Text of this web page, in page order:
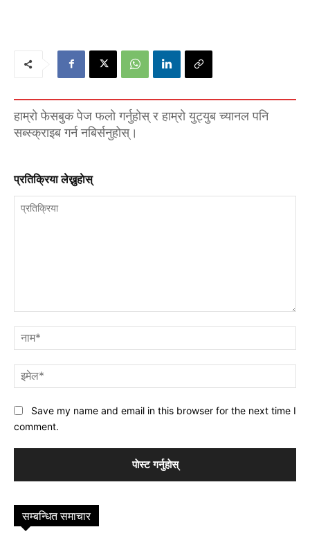
हाम्रो फेसबुक पेज फलो गर्नुहोस् र हाम्रो युट्युब च्यानल पनि
सब्स्क्राइब गर्न नबिर्सनुहोस्।
प्रतिक्रिया लेख्नुहाेस्
Save my name and email in this browser for the next time I
comment.
सम्बन्धित समाचार